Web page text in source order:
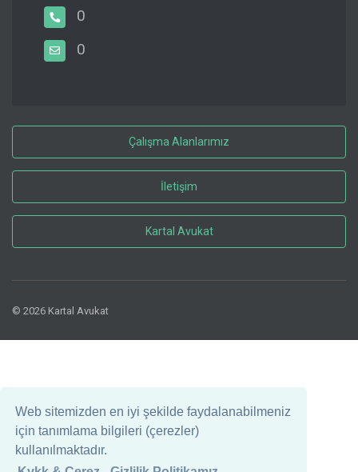
Web sitemizden en iyi şekilde faydalanabilmeniz
için tanımlama bilgileri (çerezler)
kullanılmaktadır.
0
0
Çalışma Alanlarımız
İletişim
Kartal Avukat
© 2026 Kartal Avukat